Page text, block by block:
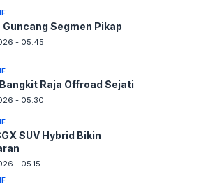
Segmen Pikap
- 05.45
Raja Offroad Sejati
- 05.30
SUV Hybrid Bikin
- 05.15